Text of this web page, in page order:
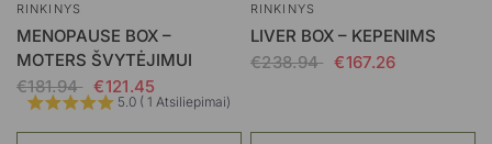
RINKINYS
MENOPAUSE BOX –
MOTERS ŠVYTĖJIMUI
€181.94
€121.45
5.0 ( 1 Atsiliepimai)
RINKINYS
LIVER BOX – KEPENIMS
€238.94
€167.26